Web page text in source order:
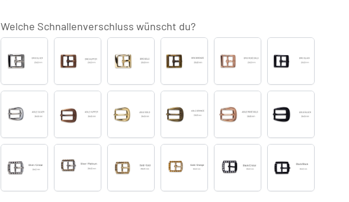
Welche Schnallenverschluss wünscht du?
Silber
Kupfer
Gold
Bronze
Rosé
Schwarz
Silber
Kupfer
Gold
Bronze
Rosé
Schwarz
Silber
Cristal
Silber
Platinum
Gold
Gold
Gold
Orange
Schwarz
Cristal
Schwarz
Schwarz